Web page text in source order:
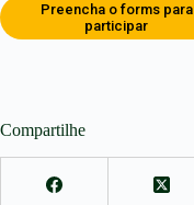
Preencha o forms para
participar
Compartilhe